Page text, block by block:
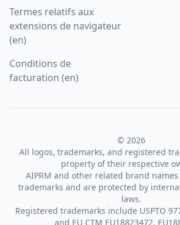
Termes relatifs aux
extensions de navigateur
(en)
Conditions de
facturation (en)
© 2026
All logos, trademarks, and registered
property of their respective
AIPRM and other related brand
trademarks and are protected by
laws.
Registered trademarks include USPTO
and EU CTM EU18823472,